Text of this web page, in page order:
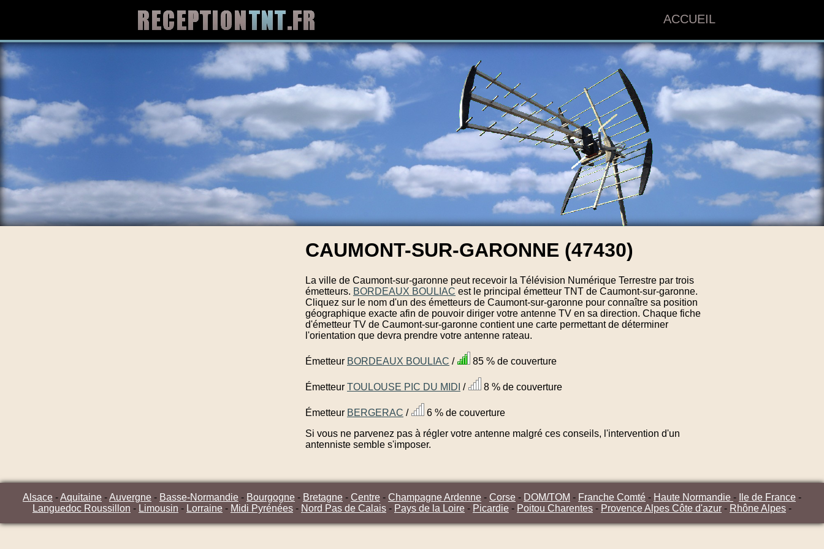
ACCUEIL
CAUMONT-SUR-GARONNE (47430)
La ville de Caumont-sur-garonne peut recevoir la Télévision Numérique Terrestre par trois
émetteurs. BORDEAUX BOULIAC est le principal émetteur TNT de Caumont-sur-garonne.
Cliquez sur le nom d'un des émetteurs de Caumont-sur-garonne pour connaître sa position
géographique exacte afin de pouvoir diriger votre antenne TV en sa direction. Chaque fiche
d'émetteur TV de Caumont-sur-garonne contient une carte permettant de déterminer
l'orientation que devra prendre votre antenne rateau.
Émetteur BORDEAUX BOULIAC / 85 % de couverture
Émetteur TOULOUSE PIC DU MIDI / 8 % de couverture
Émetteur BERGERAC /
6 % de couverture
Si vous ne parvenez pas à régler votre antenne malgré ces conseils, l'intervention d'un
antenniste semble s'imposer.
Alsace -Aquitaine -Auvergne - Basse-Normandie - Bourgogne - Bretagne - Centre - Champagne Ardenne - Corse - DOM/TOM - Franche Comté - Haute Normandie - Ile de France -
Languedoc Roussillon - Limousin - Lorraine - Midi Pyrénées - Nord Pas de Calais - Pays de la Loire - Picardie - Poitou Charentes - Provence Alpes Côte d'azur - Rhône Alpes -